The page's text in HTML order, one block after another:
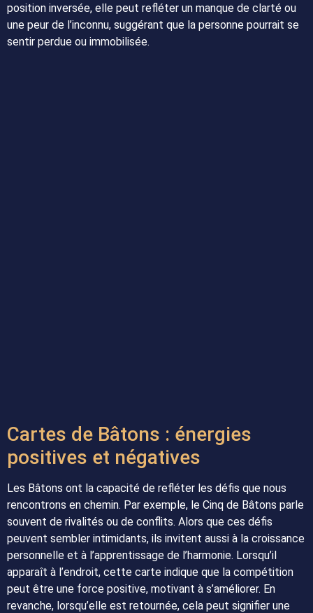
position inversée, elle peut refléter un manque de clarté ou
une peur de l’inconnu, suggérant que la personne pourrait se
sentir perdue ou immobilisée.
Cartes de Bâtons : énergies
positives et négatives
Les Bâtons ont la capacité de refléter les défis que nous
rencontrons en chemin. Par exemple, le Cinq de Bâtons parle
souvent de rivalités ou de conflits. Alors que ces défis
peuvent sembler intimidants, ils invitent aussi à la croissance
personnelle et à l’apprentissage de l’harmonie. Lorsqu’il
apparaît à l’endroit, cette carte indique que la compétition
peut être une force positive, motivant à s’améliorer. En
revanche, lorsqu’elle est retournée, cela peut signifier une